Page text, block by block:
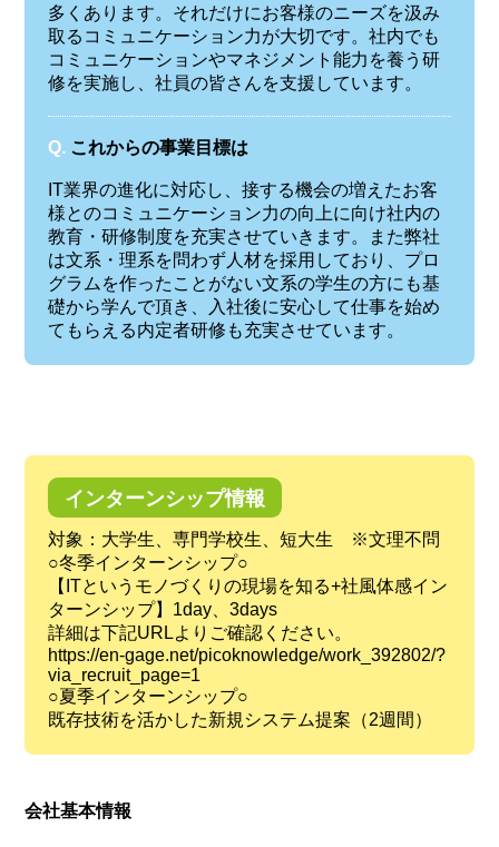
多くあります。それだけにお客様のニーズを汲み
取るコミュニケーション力が大切です。社内でも
コミュニケーションやマネジメント能力を養う研
修を実施し、社員の皆さんを支援しています。
Q. これからの事業目標は
IT業界の進化に対応し、接する機会の増えたお客
様とのコミュニケーション力の向上に向け社内の
教育・研修制度を充実させていきます。また弊社
は文系・理系を問わず人材を採用しており、プロ
グラムを作ったことがない文系の学生の方にも基
礎から学んで頂き、入社後に安心して仕事を始め
てもらえる内定者研修も充実させています。
インターンシップ情報
対象：大学生、専門学校生、短大生 ※文理不問
○冬季インターンシップ○
【ITというモノづくりの現場を知る+社風体感イン
ターンシップ】1day、3days
詳細は下記URLよりご確認ください。
https://en-gage.net/picoknowledge/work_392802/?
via_recruit_page=1
○夏季インターンシップ○
既存技術を活かした新規システム提案（2週間）
会社基本情報